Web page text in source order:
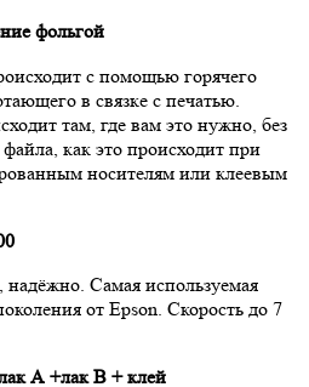
фольгой
с помощью горячего
в связке с печатью.
там, где вам это нужно, без
как это происходит при
носителям или клеевым
надёжно. Самая используемая
от Epson. Скорость до 7
А +лак B + клей